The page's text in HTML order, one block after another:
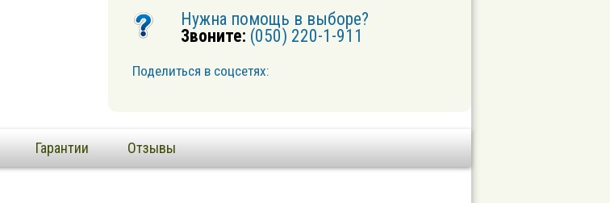
Нужна помощь в выборе?
Звоните: (050) 220-1-911
Поделиться в соцсетях:
Гарантии Отзывы